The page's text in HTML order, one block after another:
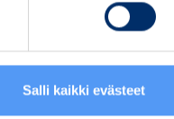
Salli kaikki evästeet